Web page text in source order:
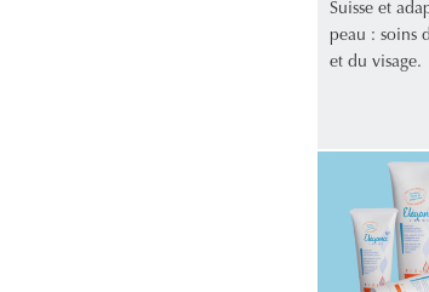
Suisse et
peau : soins
et du visage.